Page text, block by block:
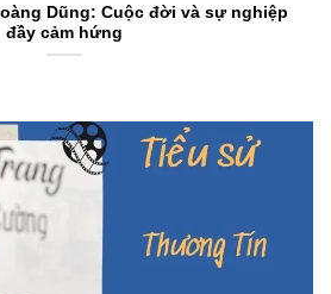
Dũng: Cuộc đời và sự nghiệp
đầy cảm hứng